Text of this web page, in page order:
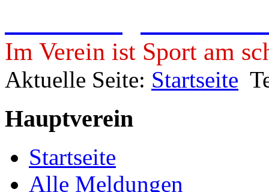
Im Verein ist Sport am
Aktuelle Seite: Startseite
Hauptverein
Startseite
Alle Meldungen